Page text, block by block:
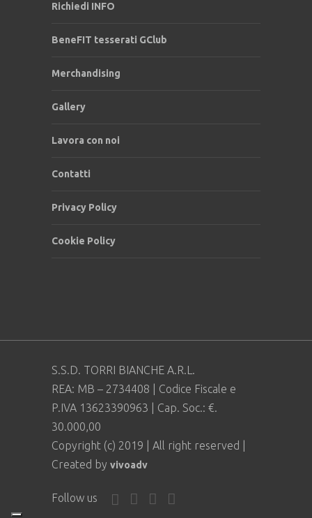
Richiedi INFO
BeneFIT tesserati GClub
Merchandising
Gallery
Lavora con noi
Contatti
Privacy Policy
Cookie Policy
S.S.D. TORRI BIANCHE A.R.L.
REA: MB – 2734408 | Codice Fiscale e
P.IVA 13623390963 | Cap. Soc.: €.
30.000,00
Copyright (c) 2019 | All right reserved |
Created by vivoadv
Follow us